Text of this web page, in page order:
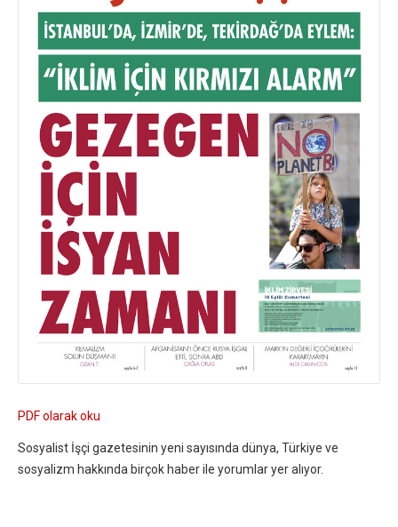
PDF olarak oku
Sosyalist İşçi gazetesinin yeni sayısında dünya, Türkiye ve
sosyalizm hakkında birçok haber ile yorumlar yer alıyor.